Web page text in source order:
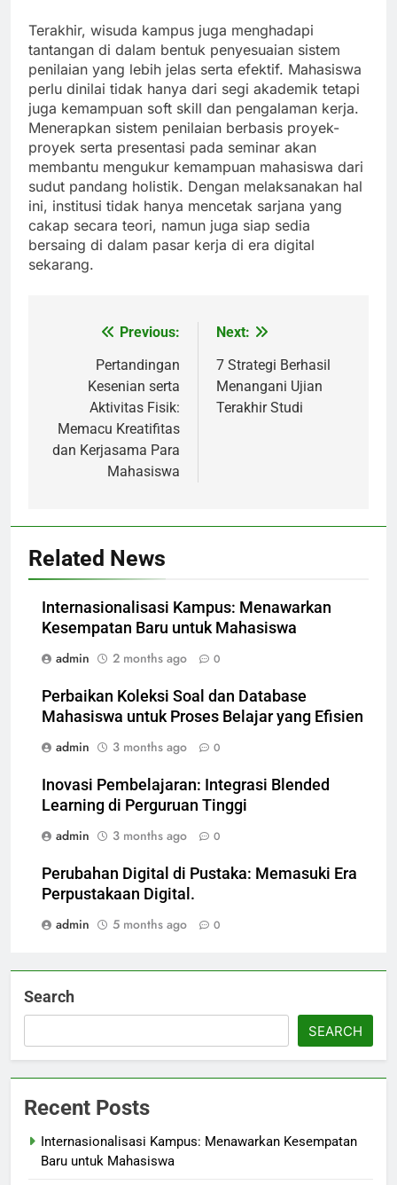
Terakhir, wisuda kampus juga menghadapi
tantangan di dalam bentuk penyesuaian sistem
penilaian yang lebih jelas serta efektif. Mahasiswa
perlu dinilai tidak hanya dari segi akademik tetapi
juga kemampuan soft skill dan pengalaman kerja.
Menerapkan sistem penilaian berbasis proyek-
proyek serta presentasi pada seminar akan
membantu mengukur kemampuan mahasiswa dari
sudut pandang holistik. Dengan melaksanakan hal
ini, institusi tidak hanya mencetak sarjana yang
cakap secara teori, namun juga siap sedia
bersaing di dalam pasar kerja di era digital
sekarang.
navigation
Previous:
Pertandingan
Kesenian serta
Aktivitas Fisik:
Memacu Kreatifitas
dan Kerjasama Para
Mahasiswa
Next:
7 Strategi Berhasil
Menangani Ujian
Terakhir Studi
Related News
Internasionalisasi Kampus: Menawarkan
Kesempatan Baru untuk Mahasiswa
admin
2 months ago 0
Perbaikan Koleksi Soal dan Database
Mahasiswa untuk Proses Belajar yang Efisien
admin
3 months ago 0
Inovasi Pembelajaran: Integrasi Blended
Learning di Perguruan Tinggi
admin
3 months ago 0
Perubahan Digital di Pustaka: Memasuki Era
Perpustakaan Digital.
admin
5 months ago 0
Search
SEARCH
Recent Posts
Internasionalisasi Kampus: Menawarkan Kesempatan
Baru untuk Mahasiswa